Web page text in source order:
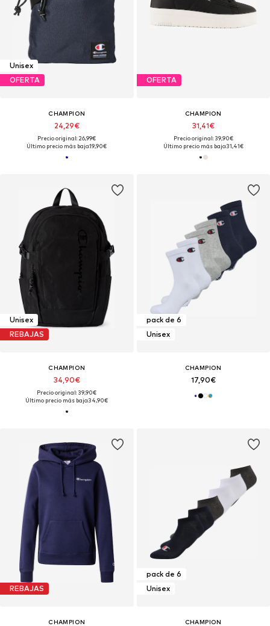
Unisex
OFERTA
CHAMPION
24,29€
Precio original: 26,99€
Último precio más bajo:19,90€
OFERTA
CHAMPION
31,41€
Precio original: 39,90€
Último precio más bajo:31,41€
Unisex
REBAJAS
CHAMPION
34,90€
Precio original: 39,90€
Último precio más bajo:34,90€
pack de 6
Unisex
CHAMPION
17,90€
REBAJAS
CHAMPION
pack de 6
Unisex
CHAMPION